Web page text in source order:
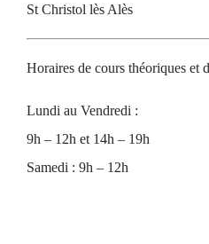
St Christol lès Alès
Horaires de cours théoriques et
Lundi au Vendredi :
9h – 12h et 14h – 19h
Samedi : 9h – 12h